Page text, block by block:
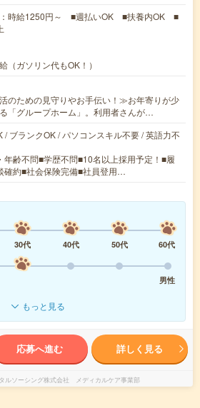
：時給1250円～ ■週払いOK ■扶養内OK ■
（ガソリン代もOK！）
のための見守りやお手伝い！≫お年寄りが少
「グループホーム」。利用者さんが…
/ ブランクOK / パソコンスキル不要 / 英語力不
年齢不問■学歴不問■10名以上採用予定！■履
確約■社会保険完備■社員登用…
30代 40代 50代
60代
男性
もっと見る
応募へ進む 詳しく見る
ルソーシング株式会社 メディカルケア事業部